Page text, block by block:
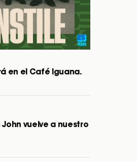
en el Café Iguana.
John vuelve a nuestro